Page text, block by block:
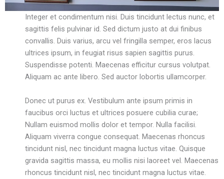
Integer et condimentum nisi. Duis tincidunt lectus nunc, et
sagittis felis pulvinar id. Sed dictum justo at dui finibus
convallis. Duis varius, arcu vel fringilla semper, eros lacus
ultrices ipsum, in feugiat risus sapien sagittis purus.
Suspendisse potenti. Maecenas efficitur cursus volutpat.
Aliquam ac ante libero. Sed auctor lobortis ullamcorper.
Donec ut purus ex. Vestibulum ante ipsum primis in
faucibus orci luctus et ultrices posuere cubilia curae;
Nullam euismod mollis dolor et tempor. Nulla facilisi.
Aliquam viverra congue consequat. Maecenas rhoncus
tincidunt nisl, nec tincidunt magna luctus vitae. Quisque
gravida sagittis massa, eu mollis nisi laoreet vel. Maecenas
rhoncus tincidunt nisl, nec tincidunt magna luctus vitae.